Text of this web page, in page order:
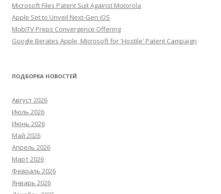
Microsoft Files Patent Suit Against Motorola
Apple Set to Unveil Next-Gen iOS
MobiTV Preps Convergence Offering
Google Berates Apple, Microsoft for 'Hostile' Patent Campaign
ПОДБОРКА НОВОСТЕЙ
Август 2026
Июль 2026
Июнь 2026
Май 2026
Апрель 2026
Март 2026
Февраль 2026
Январь 2026